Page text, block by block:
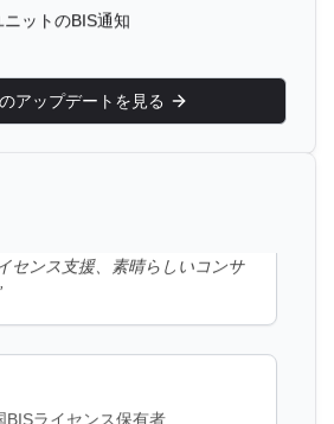
読む
DCケーブルおよび耐火ケーブルの
ルミニウムおよびアルミニウム合
む
アップデートを見る
センス支援、素晴らしいコンサ
BISライセンス保有者
ルなBIS証明書ガイダンス、非
す。”